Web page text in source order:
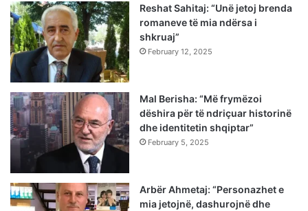
Reshat Sahitaj: “Unë jetoj brenda
romaneve të mia ndërsa i
shkruaj”
February 12, 2025
Mal Berisha: “Më frymëzoi
dëshira për të ndriçuar historinë
dhe identitetin shqiptar”
February 5, 2025
Arbër Ahmetaj: “Personazhet e
mia jetojnë, dashurojnë dhe